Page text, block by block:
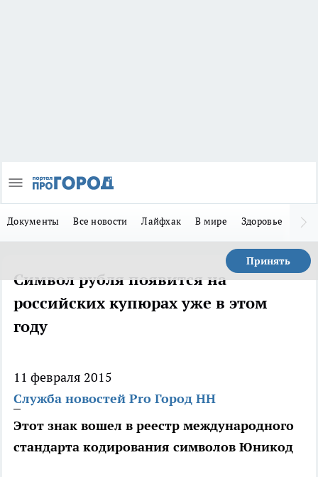
Документы Все новости Лайфхак В мире Здоровье
Принять
Символ рубля появится на
российских купюрах уже в этом
году
11 февраля 2015
Служба новостей Pro Город НН
Этот знак вошел в реестр международного
стандарта кодирования символов Юникод